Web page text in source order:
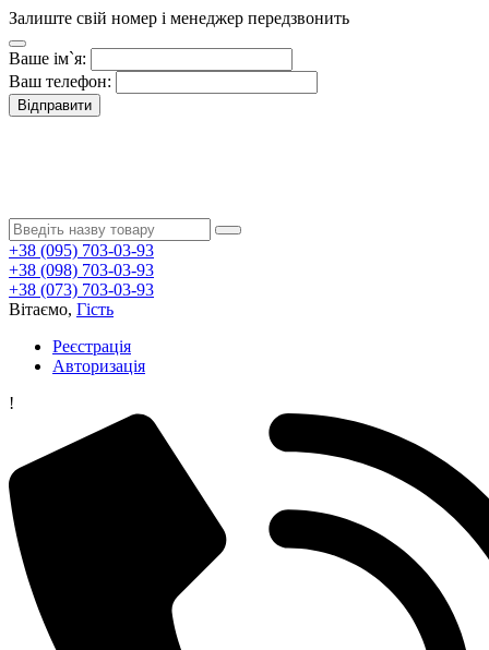
Залиште свій номер і менеджер передзвонить
Ваше ім`я:
Ваш телефон:
Відправити
+38 (095) 703-03-93
+38 (098) 703-03-93
+38 (073) 703-03-93
Вітаємо, Гість
Реєстрація
Авторизація
!